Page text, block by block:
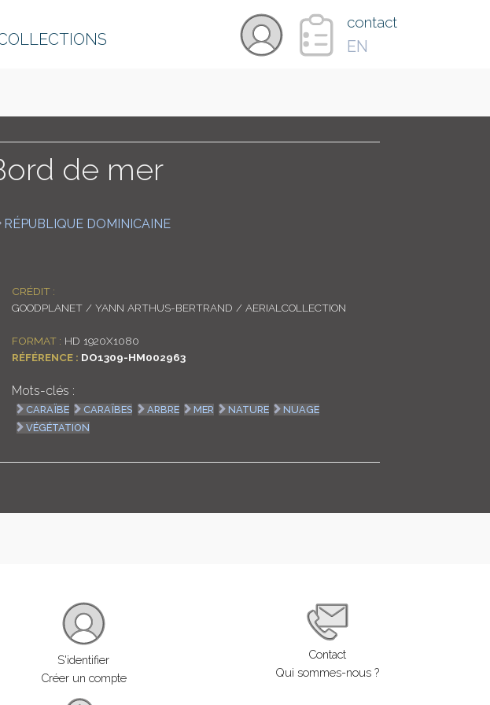
contact
EN
de mer
RÉPUBLIQUE DOMINICAINE
CRÉDIT :
GOODPLANET / YANN ARTHUS-BERTRAND / AERIALCOLLECTION
FORMAT : HD 1920X1080
RÉFÉRENCE : DO1309-HM002963
Mots-clés :
CARAÏBE CARAÏBES ARBRE MER NATURE
NUAGE
VÉGÉTATION
S'identifier
Créer un compte
Contact
Qui sommes-nous ?